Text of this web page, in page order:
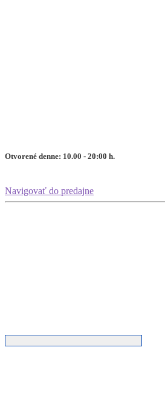
Otvorené denne: 10.00 - 20:00 h.
Navigovať do predajne